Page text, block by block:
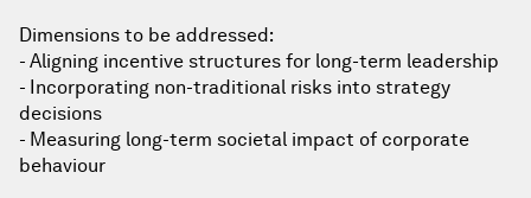
Dimensions to be addressed:
- Aligning incentive structures for long-term leadership
- Incorporating non-traditional risks into strategy
decisions
- Measuring long-term societal impact of corporate
behaviour